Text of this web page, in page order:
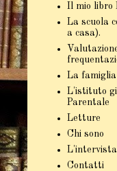
Il mio
La scuola
a casa).
La
L'istituto
Parentale
Letture
Chi sono
Contatti